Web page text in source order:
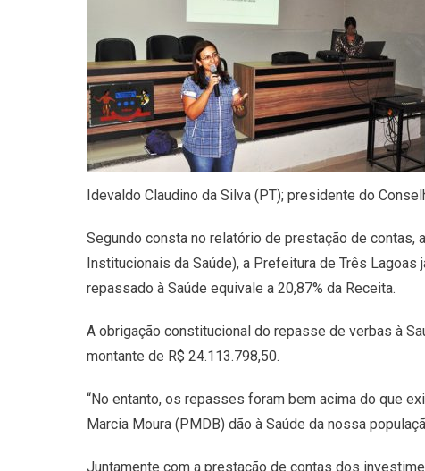
Idevaldo Claudino da Silva (PT); presidente do
Segundo consta no relatório de prestação de contas,
Institucionais da Saúde), a Prefeitura de Três
repassado à Saúde equivale a 20,87% da Receita.
A obrigação constitucional do repasse de verbas à
montante de R$ 24.113.798,50.
“No entanto, os repasses foram bem acima do que
Marcia Moura (PMDB) dão à Saúde da nossa
Juntamente com a prestação de contas dos